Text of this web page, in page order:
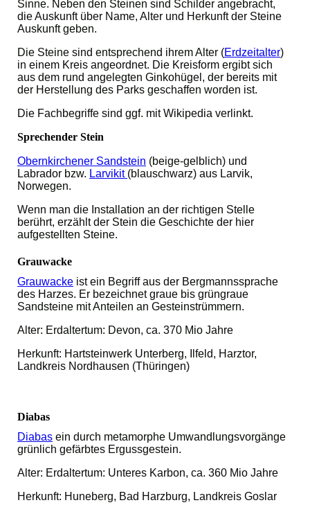
Sinne. Neben den Steinen sind Schilder angebracht,
die Auskunft über Name, Alter und Herkunft der Steine
Auskunft geben.
Die Steine sind entsprechend ihrem Alter (Erdzeitalter)
in einem Kreis angeordnet. Die Kreisform ergibt sich
aus dem rund angelegten Ginkohügel, der bereits mit
der Herstellung des Parks geschaffen worden ist.
Die Fachbegriffe sind ggf. mit Wikipedia verlinkt.
Sprechender Stein
Obernkirchener Sandstein (beige-gelblich) und
Labrador bzw. Larvikit (blauschwarz) aus Larvik,
Norwegen.
Wenn man die Installation an der richtigen Stelle
berührt, erzählt der Stein die Geschichte der hier
aufgestellten Steine.
Grauwacke
Grauwacke ist ein Begriff aus der Bergmannssprache
des Harzes. Er bezeichnet graue bis grüngraue
Sandsteine mit Anteilen an Gesteinstrümmern.
Alter: Erdaltertum: Devon, ca. 370 Mio Jahre
Herkunft: Hartsteinwerk Unterberg, Ilfeld, Harztor,
Landkreis Nordhausen (Thüringen)
Diabas
Diabas ein durch metamorphe Umwandlungsvorgänge
grünlich gefärbtes Ergussgestein.
Alter: Erdaltertum: Unteres Karbon, ca. 360 Mio Jahre
Herkunft: Huneberg, Bad Harzburg, Landkreis Goslar